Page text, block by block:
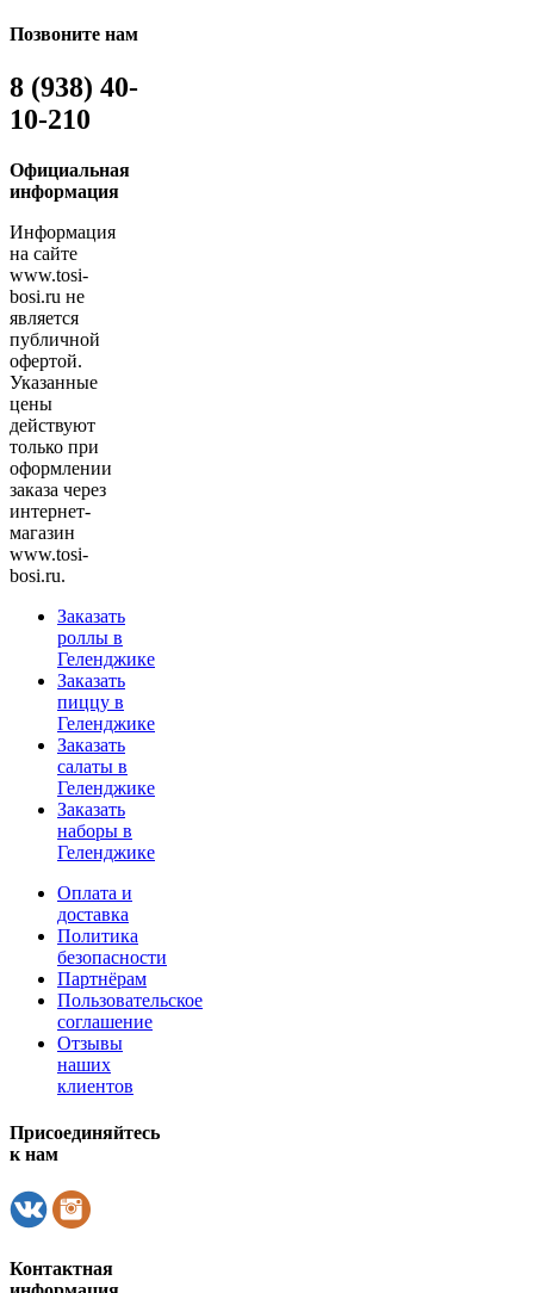
Позвоните нам
8 (938) 40-
10-210
Официальная
информация
Информация
на сайте
www.tosi-
bosi.ru не
является
публичной
офертой.
Указанные
цены
действуют
только при
оформлении
заказа через
интернет-
магазин
www.tosi-
bosi.ru.
Заказать
роллы в
Геленджике
Заказать
пиццу в
Геленджике
Заказать
салаты в
Геленджике
Заказать
наборы в
Геленджике
Оплата и
доставка
Политика
безопасности
Партнёрам
Пользовательское
соглашение
Отзывы
наших
клиентов
Присоединяйтесь
к нам
Контактная